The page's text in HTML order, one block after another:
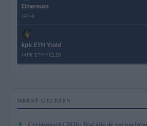
Ethereum
(ETH)
kpk ETH Yield
(KPK ETH YIELD)
MEEST GELEZEN
Cryptomarkt 2026: Wat zijn de